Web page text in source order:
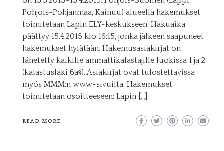
Pohjois-Pohjanmaa, Kainuu) alueella hakemukset
toimitetaan Lapin ELY-keskukseen. Hakuaika
päättyy 15.4.2015 klo 16:15, jonka jälkeen saapuneet
hakemukset hylätään. Hakemusasiakirjat on
lähetetty kaikille ammattikalastajille luokissa 1 ja 2
(kalastuslaki 6a§). Asiakirjat ovat tulostettavissa
myös MMM:n www-sivuilta. Hakemukset
toimitetaan osoitteeseen: Lapin […]
READ MORE